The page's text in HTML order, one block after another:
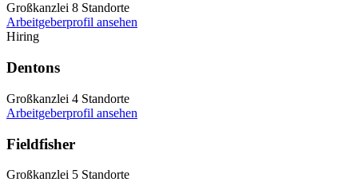
Großkanzlei 8 Standorte
Arbeitgeberprofil ansehen
Hiring
Dentons
Großkanzlei 4 Standorte
Arbeitgeberprofil ansehen
Fieldfisher
Großkanzlei 5 Standorte